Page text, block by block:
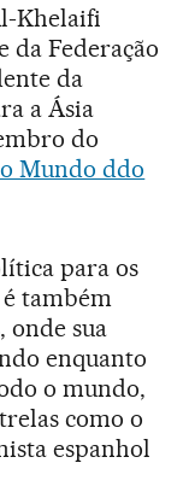
Khelaifi
da Federação
da
a Ásia
do
Mundo ddo
para os
é também
onde sua
enquanto
o mundo,
como o
espanhol